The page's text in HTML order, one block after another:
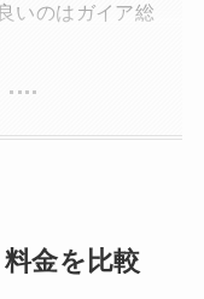
いのはガイア総
金を比較